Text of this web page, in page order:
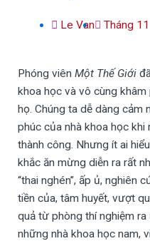
Le Van Tháng
Phóng viên Một Thế Giới
khoa học và vô cùng
họ. Chúng ta dễ dàng cảm
phúc của nhà khoa học
thành công. Nhưng ít ai
khắc ăn mừng diễn ra rất
“thai nghén”, ấp ủ, nghiên
tiền của, tâm huyết, vượt
quả từ phòng thí nghiệm
những nhà khoa học nam,